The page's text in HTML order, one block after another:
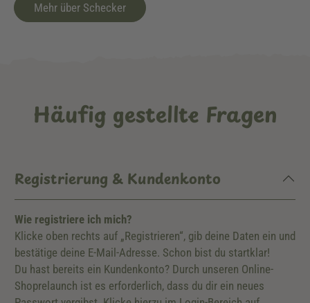
Mehr über Schecker
Häufig gestellte Fragen
Registrierung & Kundenkonto
Wie registriere ich mich?
Klicke oben rechts auf „Registrieren“, gib deine Daten ein und
bestätige deine E-Mail-Adresse. Schon bist du startklar!
Du hast bereits ein Kundenkonto? Durch unseren Online-
Shoprelaunch ist es erforderlich, dass du dir ein neues